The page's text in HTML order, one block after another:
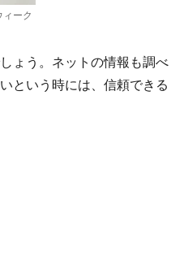
ーク
ょう。ネットの情報も調べ
という時には、信頼できる